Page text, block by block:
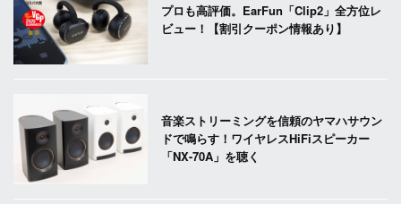
プロも高評価。EarFun「Clip2」全方位レ
ビュー！【割引クーポン情報あり】
音楽ストリーミングを信頼のヤマハサウン
ドで鳴らす！ワイヤレスHiFiスピーカー
「NX-70A」を聴く